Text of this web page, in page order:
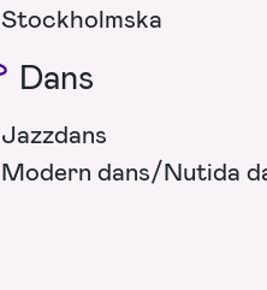
Stockholmska
Dans
Jazzdans
Modern dans/Nutida